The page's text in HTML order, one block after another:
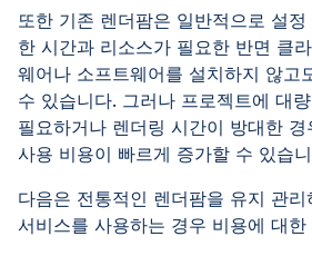
또한 기존 렌더팜은 일반적으로 설
한 시간과 리소스가 필요한 반면 클
웨어나 소프트웨어를 설치하지 않고
수 있습니다. 그러나 프로젝트에 대
필요하거나 렌더링 시간이 방대한
사용 비용이 빠르게 증가할 수 있습
다음은 전통적인 렌더팜을 유지 관
서비스를 사용하는 경우 비용에 대